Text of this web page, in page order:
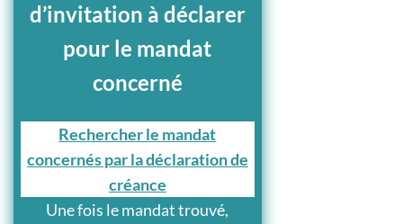
d’invitation à déclarer
pour le mandat
concerné
Rechercher le mandat
concernés par la déclaration de
créance
Une fois le mandat trouvé,